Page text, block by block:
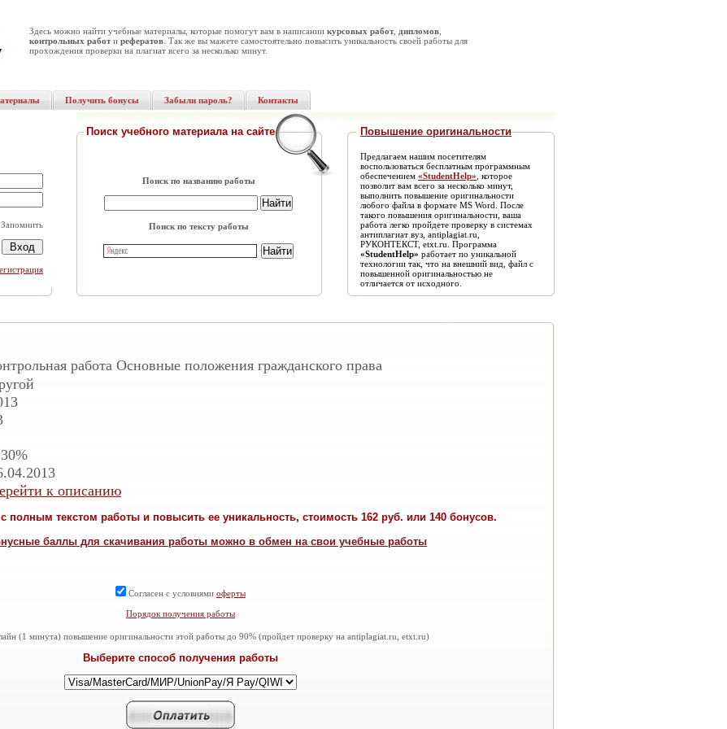
Здесь можно найти учебные материалы, которые помогут вам в написании курсовых работ, дипломов
контрольных работи рефератов . Так же вы мажете самостоятельно повысить уникальность своей работы для
прохождения проверки на плагиат всего за несколько минут.
Получить бонусы Забыли пароль? Контакты
Запомнить
Поиск учебного материала на сайте
Поиск по названию работы
Поиск по тексту работы
Повышение оригинальности
Предлагаем нашим посетителям
воспользоваться бесплатным программным
обеспечением «StudentHelp» , которое
позволит вам всего за несколько минут,
выполнить повышение оригинальности
любого файла в формате MS Word. После
такого повышения оригинальности, ваша
работа легко пройдете проверку в системах
антиплагиат вуз, antiplagiat.ru,
РУКОНТЕКСТ, etxt.ru. Программа
«StudentHelp» работает по уникальной
технологии так, что на внешний вид, файл с
повышенной оригинальностью не
отличается от исходного.
работа Основные положения гражданского права
к описанию
полным текстом работы и повысить ее уникальность, стоимость 162 руб. или 140 бонусов.
баллы для скачивания работы можно в обмен на свои учебные работы
Согласен с условиями оферты
Порядок получения работы
(1 минута) повышение оригинальности этой работы до 90% (пройдет проверку на antiplagiat.ru, etxt.ru)
Выберите способ получения работы